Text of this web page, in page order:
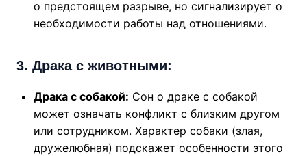
о предстоящем разрыве, но сигнализирует о
необходимости работы над отношениями.
3. Драка с животными:
Драка с собакой: Сон о драке с собакой
может означать конфликт с близким другом
или сотрудником. Характер собаки (злая,
дружелюбная) подскажет особенности этого